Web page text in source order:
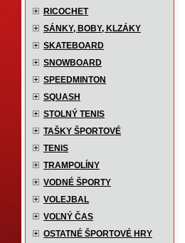
RICOCHET
SÁNKY, BOBY, KLZÁKY
SKATEBOARD
SNOWBOARD
SPEEDMINTON
SQUASH
STOLNÝ TENIS
TAŠKY ŠPORTOVÉ
TENIS
TRAMPOLÍNY
VODNÉ ŠPORTY
VOLEJBAL
VOĽNÝ ČAS
OSTATNÉ ŠPORTOVÉ HRY